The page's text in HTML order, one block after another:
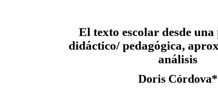
El texto escolar desde
didáctico/ pedagógica,
análisis
Doris Córdova*